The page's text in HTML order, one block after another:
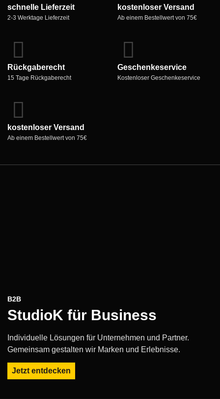
schnelle Lieferzeit
2-3 Werktage Lieferzeit
kostenloser Versand
Ab einem Bestellwert von 75€
Rückgaberecht
15 Tage Rückgaberecht
Geschenkeservice
Kostenloser Geschenkeservice
kostenloser Versand
Ab einem Bestellwert von 75€
B2B
StudioK für Business
Individuelle Lösungen für Unternehmen und Partner.
Gemeinsam gestalten wir Marken und Erlebnisse.
Jetzt entdecken